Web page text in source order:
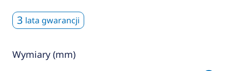
3 lata gwarancji
Wymiary (mm)